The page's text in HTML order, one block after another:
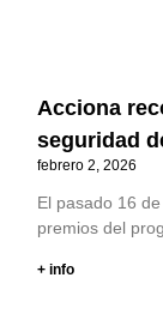
Acciona
seguridad
febrero 2, 2026
El pasado 16
premios del
+ info